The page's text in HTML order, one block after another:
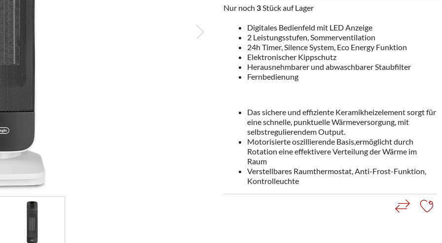
Nur noch 3Stück auf Lager
Digitales Bedienfeld mit LED Anzeige
2 Leistungsstufen, Sommerventilation
24h Timer, Silence System, Eco Energy Funktion
Elektronischer Kippschutz
Herausnehmbarer und abwaschbarer Staubfilter
Fernbedienung
Das sichere und effiziente Keramikheizelement sorgt für
eine schnelle, punktuelle Wärmeversorgung, mit
selbstregulierendem Output.
Motorisierte oszillierende Basis,ermöglicht durch
Rotation eine effektivere Verteilung der Wärme im
Raum
Verstellbares Raumthermostat, Anti-Frost-Funktion,
Kontrolleuchte